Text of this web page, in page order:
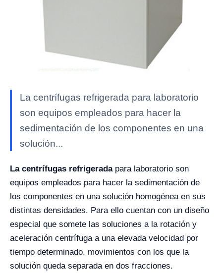
La centrífugas refrigerada para laboratorio
son equipos empleados para hacer la
sedimentación de los componentes en una
solución...
La centrífugas refrigeradapara laboratorio son
equipos empleados para hacer la sedimentación de
los componentes en una solución homogénea en sus
distintas densidades. Para ello cuentan con un diseño
especial que somete las soluciones a la rotación y
aceleración centrífuga a una elevada velocidad por
tiempo determinado, movimientos con los que la
solución queda separada en dos fracciones.